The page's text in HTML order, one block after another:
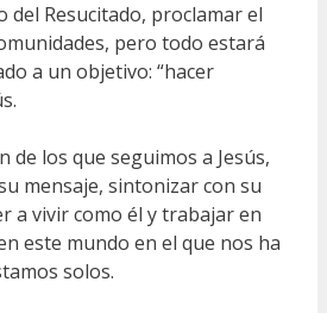
del Resucitado, proclamar el
pero todo estará
a un objetivo: “hacer
los que seguimos a Jesús,
mensaje, sintonizar con su
a vivir como él y trabajar en
este mundo en el que nos ha
solos.